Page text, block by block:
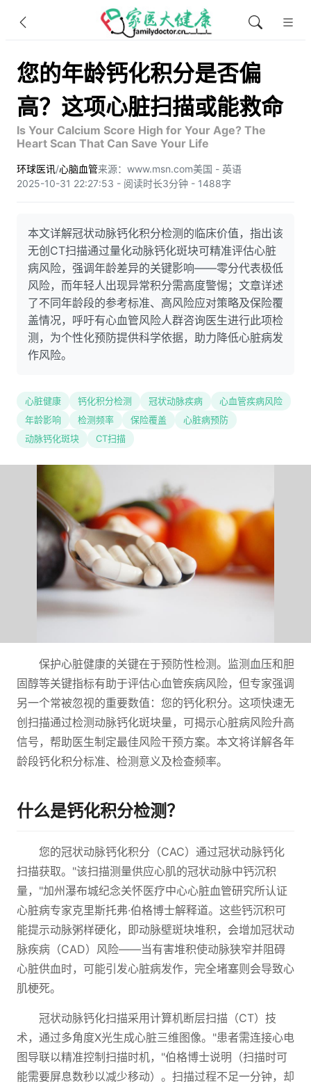
您的年龄钙化积分是否偏
高？这项心脏扫描或能救命
Is Your Calcium Score High for Your Age? The
Heart Scan That Can Save Your Life
环球医讯/心脑血管来源：www.msn.com美国 - 英语
2025-10-31 22:27:53 - 阅读时长3分钟 - 1488字
本文详解冠状动脉钙化积分检测的临床价值，指出该
无创CT扫描通过量化动脉钙化斑块可精准评估心脏
病风险，强调年龄差异的关键影响——零分代表极低
风险，而年轻人出现异常积分需高度警惕；文章详述
了不同年龄段的参考标准、高风险应对策略及保险覆
盖情况，呼吁有心血管风险人群咨询医生进行此项检
测，为个性化预防提供科学依据，助力降低心脏病发
作风险。
心脏健康 钙化积分检测 冠状动脉疾病
心血管疾病风险
年龄影响
检测频率 保险覆盖
心脏病预防
动脉钙化斑块
CT扫描
保护心脏健康的关键在于预防性检测。监测血压和胆
固醇等关键指标有助于评估心血管疾病风险，但专家强调
另一个常被忽视的重要数值：您的钙化积分。这项快速无
创扫描通过检测动脉钙化斑块量，可揭示心脏病风险升高
信号，帮助医生制定最佳风险干预方案。本文将详解各年
龄段钙化积分标准、检测意义及检查频率。
什么是钙化积分检测？
您的冠状动脉钙化积分（CAC）通过冠状动脉钙化
扫描获取。"该扫描测量供应心肌的冠状动脉中钙沉积
量，"加州瀑布城纪念关怀医疗中心心脏血管研究所认证
心脏病专家克里斯托弗·伯格博士解释道。这些钙沉积可
能提示动脉粥样硬化，即动脉壁斑块堆积，会增加冠状动
脉疾病（CAD）风险——当有害堆积使动脉狭窄并阻碍
心脏供血时，可能引发心脏病发作，完全堵塞则会导致心
肌梗死。
冠状动脉钙化扫描采用计算机断层扫描（CT）技
术，通过多角度X光生成心脏三维图像。"患者需连接心电
图导联以精准控制扫描时机，"伯格博士说明（扫描时可
能需要屏息数秒以减少移动）。扫描过程不足一分钟，却